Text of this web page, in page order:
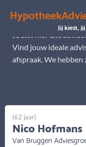
Jij kiest,
Alle
Je ziet hier alle
Vind jouw ideale
afspraak. We
(62 jaar)
Nico Hofmans
Van Bruggen